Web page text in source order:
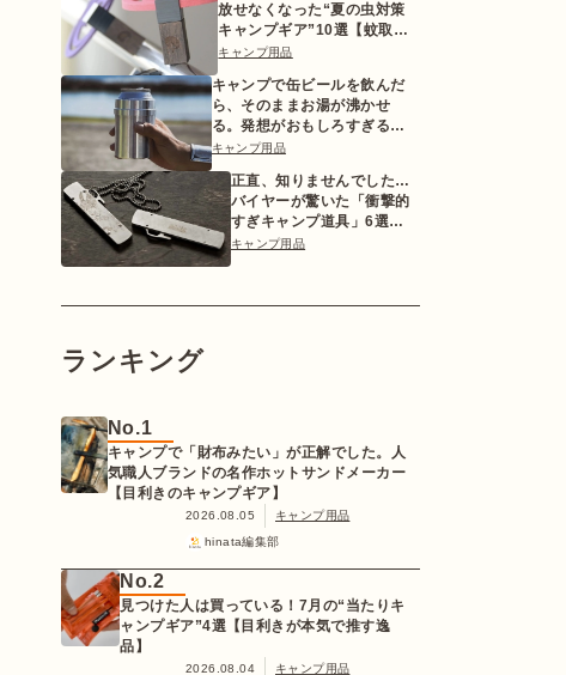
放せなくなった“夏の虫対策
キャンプギア”10選【蚊取り
線香ホルダーetc.】
キャンプ用品
キャンプで缶ビールを飲んだ
ら、そのままお湯が沸かせ
る。発想がおもしろすぎるギ
ア【目利きのキャンプギア】
キャンプ用品
正直、知りませんでした…
バイヤーが驚いた「衝撃的
すぎキャンプ道具」6選
【2026年版】
キャンプ用品
ランキング
No.1
キャンプで「財布みたい」が正解でした。人
気職人ブランドの名作ホットサンドメーカー
【目利きのキャンプギア】
2026.08.05
キャンプ用品
hinata編集部
No.2
見つけた人は買っている！7月の“当たりキ
ャンプギア”4選【目利きが本気で推す逸
品】
2026.08.04
キャンプ用品